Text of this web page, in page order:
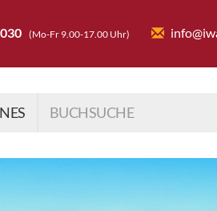
(Mo-Fr 9.00-17.00 Uhr)